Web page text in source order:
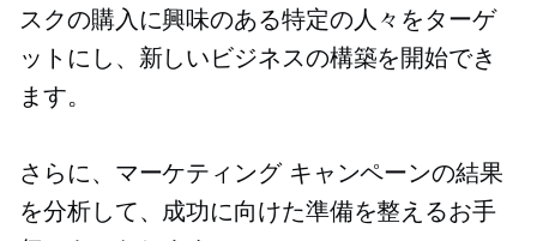
スクの購入に興味のある特定の人々をターゲ
ットにし、新しいビジネスの構築を開始でき
ます。
さらに、マーケティング キャンペーンの結果
を分析して、成功に向けた準備を整えるお手